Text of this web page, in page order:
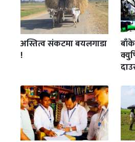
अस्तित्व संकटमा बयलगाडा
!